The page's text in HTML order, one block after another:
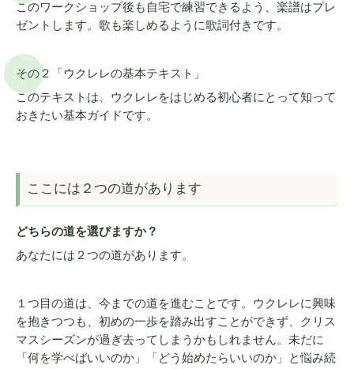
このワークショップ後も自宅で練習できるよう、楽譜はプレ
ゼントします。歌も楽しめるように歌詞付きです。
その２「ウクレレの基本テキスト」
このテキストは、ウクレレをはじめる初心者にとって知って
おきたい基本ガイドです。
ここには２つの道があります
どちらの道を選びますか？
あなたには２つの道があります。
１つ目の道は、今までの道を進むことです。ウクレレに興味
を抱きつつも、初めの一歩を踏み出すことができず、クリス
マスシーズンが過ぎ去ってしまうかもしれません。未だに
「何を学べばいいのか」「どう始めたらいいのか」と悩み続